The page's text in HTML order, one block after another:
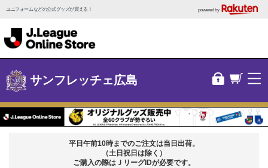
ユニフォームなどの公式グッズが買える！ powered by
サンフレッチェ広島
平日午前10時までのご注文は当日出荷。
（土日祝日は除く）
ご購入の際はＪリーグIDが必要です。